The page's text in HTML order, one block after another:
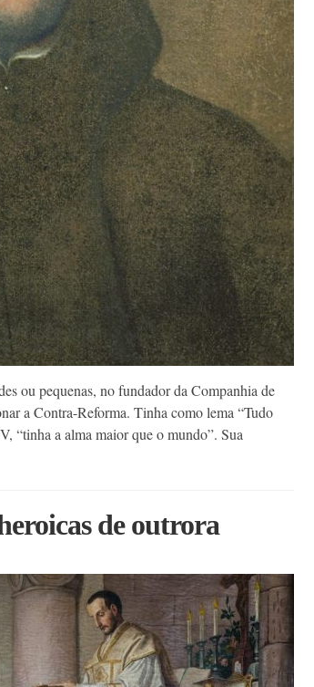
ou pequenas, no fundador da Companhia de
a Contra-Reforma. Tinha como lema “Tudo
“tinha a alma maior que o mundo”. Sua
de outrora